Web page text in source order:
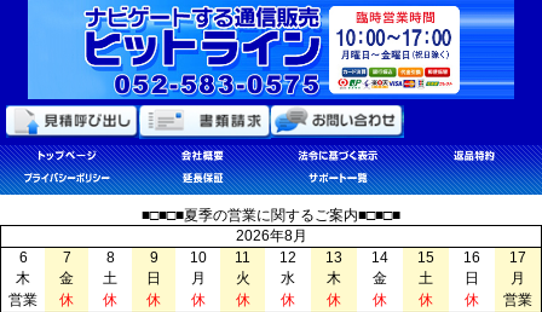
■□■□■夏季の営業に関するご案内■□■□■
2026年8月
6
7 8 9 10 11 12 13 14 15 16
17
木
金 土 日 月 火 水 木 金 土 日
月
営業
休 休 休 休 休 休 休 休 休 休
営業